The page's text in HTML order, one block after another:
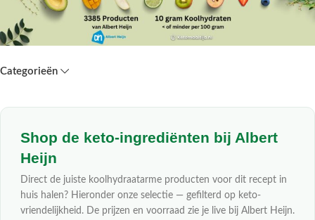
Categorieën
Shop de keto-ingrediënten bij Albert
Heijn
Direct de juiste koolhydraatarme producten voor dit recept in
huis halen? Hieronder onze selectie — gefilterd op keto-
vriendelijkheid. De prijzen en voorraad zie je live bij Albert Heijn.